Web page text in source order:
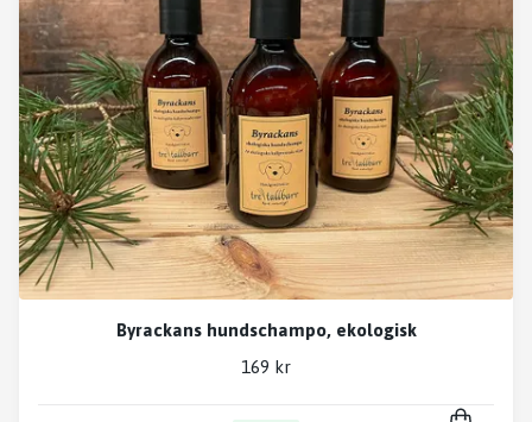
Byrackans hundschampo, ekologisk
169 kr